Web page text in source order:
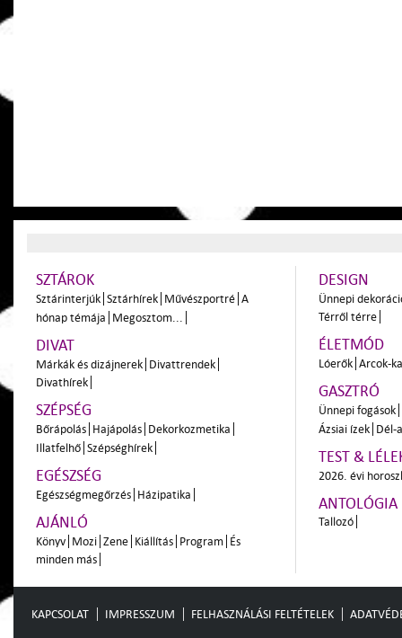
SZTÁROK
Sztárinterjúk Sztárhírek Művészportré A
hónap témája Megosztom...
DIVAT
Márkák és dizájnerek Divattrendek
Divathírek
SZÉPSÉG
Bőrápolás Hajápolás Dekorkozmetika
Illatfelhő Szépséghírek
EGÉSZSÉG
Egészségmegőrzés Házipatika
AJÁNLÓ
Könyv Mozi Zene Kiállítás Program És
minden más
DESIGN
Ünnepi
Térről térre
ÉLETMÓD
Lóerők Arcok-
GASZTRÓ
Ünnepi fogások
Ázsiai ízek Dél-
TEST &
2026. évi
ANTOLÓGIA
Tallozó
KAPCSOLAT IMPRESSZUM FELHASZNÁLÁSI FELTÉTELEK